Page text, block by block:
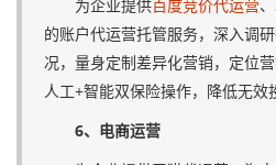
为企业提供百度竞价代运营
的账户代运营托管服务，深入调
况，量身定制差异化营销，定位
人工+智能双保险操作，降低无效
6、电商运营